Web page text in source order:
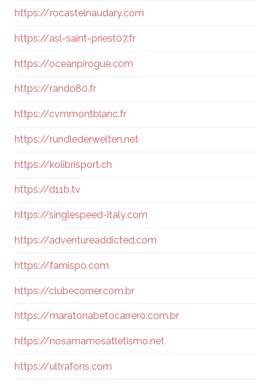
https://rocastelnaudary.com
https://asl-saint-priest07.fr
https://oceanpirogue.com
https://rando80.fr
https://cvmmontblanc.fr
https://rundlederwelten.net
https://kolibrisport.ch
https://d11b.tv
https://singlespeed-italy.com
https://adventureaddicted.com
https://famispo.com
https://clubecorner.com.br
https://maratonabetocarrero.com.br
https://nosamamosatletismo.net
https://ultrafons.com